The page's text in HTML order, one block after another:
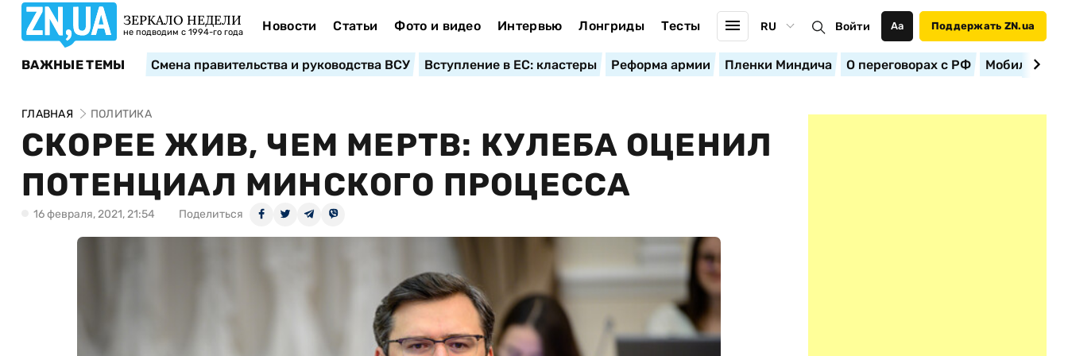
ЗЕРКАЛО НЕДЕЛИ
не подводим с 1994-го года Новости Статьи Фото и видео Интервью Лонгриды Тесты RU Войти Аа Поддержать ZN.ua
ВАЖНЫЕ ТЕМЫ Смена правительства и руководства ВСУ Вступление в ЕС: кластеры Реформа армии Пленки Миндича О переговорах с РФ
ГЛАВНАЯ ПОЛИТИКА
СКОРЕЕ ЖИВ, ЧЕМ МЕРТВ: КУЛЕБА ОЦЕНИЛ
ПОТЕНЦИАЛ МИНСКОГО ПРОЦЕССА
16 февраля, 2021, 21:54 Поделиться